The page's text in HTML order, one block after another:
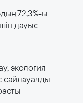
72,3%-ы
дауыс
экология
сайлауалды